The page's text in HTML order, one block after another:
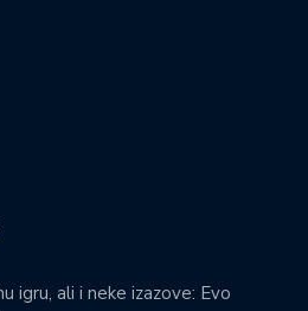
igru, ali i neke izazove: Evo